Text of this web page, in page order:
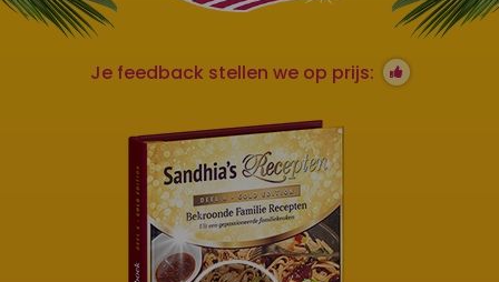
Je feedback stellen we op prijs: